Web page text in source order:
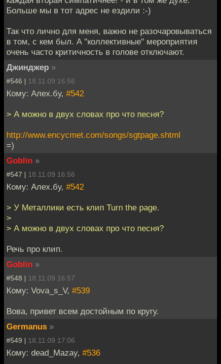
Больше мы в тот адрес не ездили :-)
Так что лично для меня, важно не разочаровываться
в том, с кем был. А "коллективные" мероприятия
очень часто критичность в голове отключают.
Джинджер »
#546 | 18.11.09 16:56
Кому: Алех.бу, #542
> А можно в двух словах про что песня?
http://www.encycmet.com/songs/sgtpage.shtml
=)
Goblin »
#547 | 18.11.09 16:56
Кому: Алех.бу, #542
> У Металлики есть клип Turn the page.
>
> А можно в двух словах про что песня?
Речь про клип.
Goblin »
#548 | 18.11.09 16:57
Кому: Vova_s_V, #539
Вова, привет всем достойным по кругу.
Germanus »
#549 | 18.11.09 17:06
Кому: dead_Mazay, #536